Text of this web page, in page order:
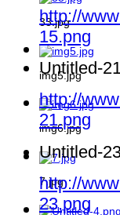
33.jpg
img5.jpg
img6.jpg
7.jpg
http://
15.png
Untitled-
http://
21.png
Untitled-
http://
23.png